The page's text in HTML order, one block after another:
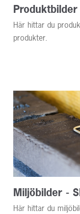
Här hittar du
produkter.
Miljöbilder -
Här hittar du